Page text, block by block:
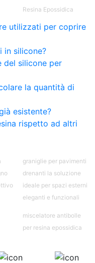
Glitter Epossidico
epossidiche
epossidico
Colla
pro e
plastica See
Resina Epossidica
utilizzati per coprire
in silicone?
del silicone per
la quantità di
esistente?
rispetto ad altri
graniglie per pavimenti
drenanti la soluzione
ideale per spazi esterni
eleganti e funzionali
miscelatore antibolle
per resina epossidica